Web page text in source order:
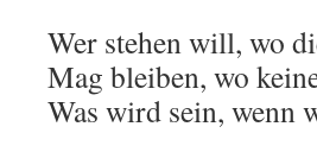
Wer stehen will, wo
Mag bleiben, wo
Was wird sein, wenn